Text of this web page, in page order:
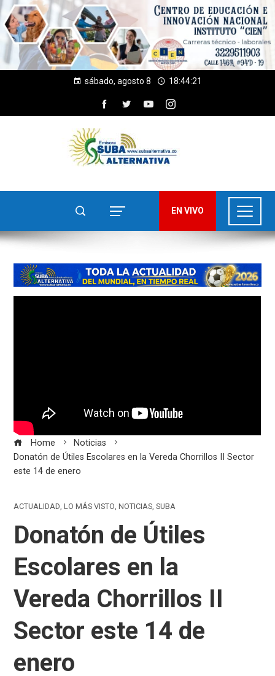
sábado, agosto 8 18:44:23
EN VIVO
Home
Noticias
Donatón de Útiles Escolares en la Vereda Chorrillos II Sector
este 14 de enero
ACTUALIDAD,LO MÁS VISTO,NOTICIAS,SUBA
Donatón de Útiles
Escolares en la
Vereda Chorrillos II
Sector este 14 de
enero